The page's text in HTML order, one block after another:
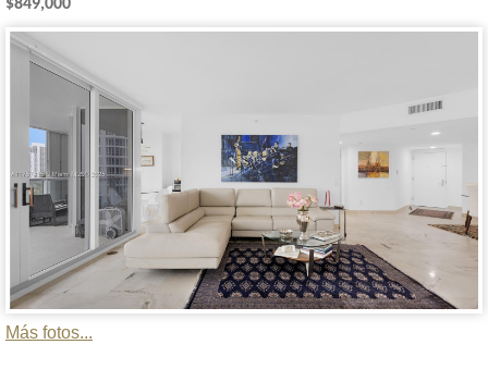
$849,000
Más fotos...